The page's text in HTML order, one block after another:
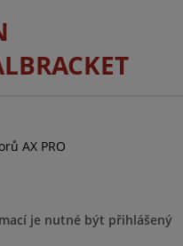
AX PRO
je nutné být přihlášený